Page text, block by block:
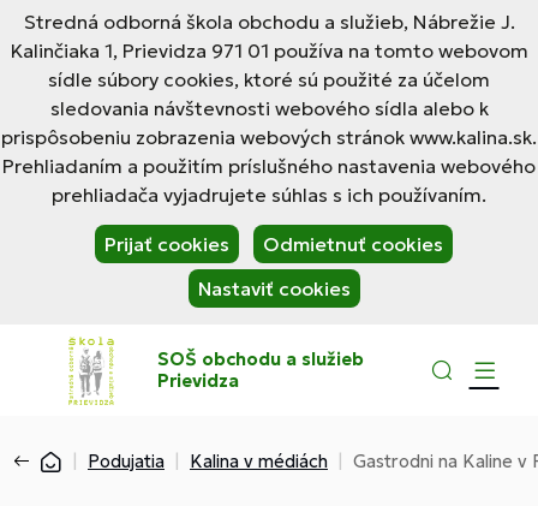
Stredná odborná škola obchodu a služieb, Nábrežie J.
Kalinčiaka 1, Prievidza 971 01 používa na tomto webovom
sídle súbory cookies, ktoré sú použité za účelom
sledovania návštevnosti webového sídla alebo k
prispôsobeniu zobrazenia webových stránok www.kalina.sk.
Prehliadaním a použitím príslušného nastavenia webového
prehliadača vyjadrujete súhlas s ich používaním.
Prijať cookies
Odmietnuť cookies
Nastaviť cookies
SOŠ obchodu a služieb
Prievidza
Podujatia Kalina v médiách Gastrodni na Kaline